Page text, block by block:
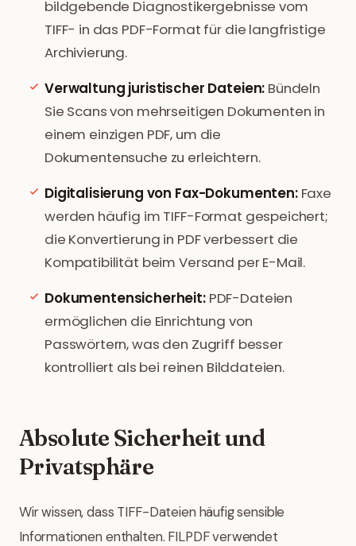
bildgebende Diagnostikergebnisse vom
TIFF- in das PDF-Format für die langfristige
Archivierung.
Verwaltung juristischer Dateien: Bündeln
Sie Scans von mehrseitigen Dokumenten in
einem einzigen PDF, um die
Dokumentensuche zu erleichtern.
Digitalisierung von Fax-Dokumenten:Faxe
werden häufig im TIFF-Format gespeichert;
die Konvertierung in PDF verbessert die
Kompatibilität beim Versand per E-Mail.
Dokumentensicherheit:PDF-Dateien
ermöglichen die Einrichtung von
Passwörtern, was den Zugriff besser
kontrolliert als bei reinen Bilddateien.
Absolute Sicherheit und
Privatsphäre
Wir wissen, dass TIFF-Dateien häufig sensible
Informationen enthalten. FILPDF verwendet